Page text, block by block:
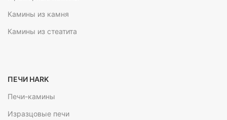
Камины из камня
Камины из стеатита
ПЕЧИ HARK
Печи-камины
Изразцовые печи